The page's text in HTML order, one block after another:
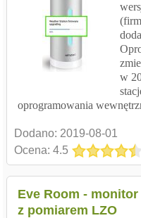
w
oprogramowania
Dodano: 2019-08-01
Ocena: 4.5
Eve Room -
z pomiarem LZO